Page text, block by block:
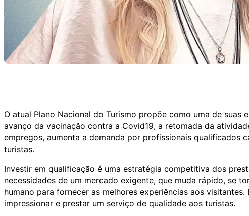
O atual Plano Nacional do Turismo propõe como uma de
avanço da vacinação contra a Covid19, a retomada da
empregos, aumenta a demanda por profissionais qualificados
turistas.
Investir em qualificação é uma estratégia competitiva dos
necessidades de um mercado exigente, que muda rápido, se
humano para fornecer as melhores experiências aos
impressionar e prestar um serviço de qualidade aos turistas.